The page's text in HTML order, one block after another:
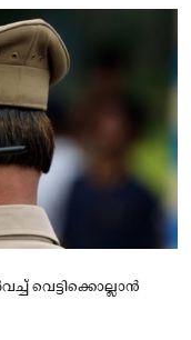
വെട്ടിക്കൊല്ലാന്‍